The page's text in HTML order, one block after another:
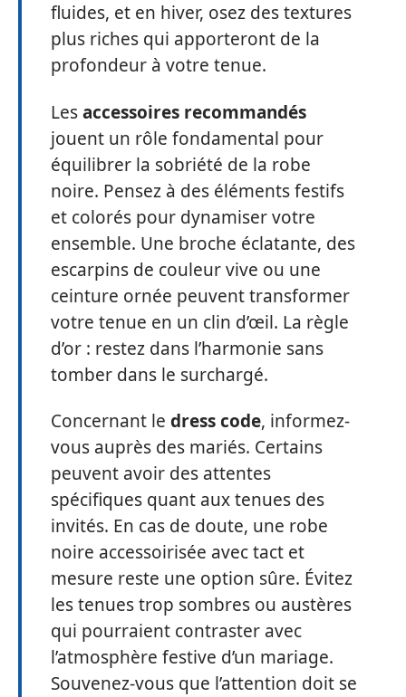
fluides, et en hiver, osez des textures
plus riches qui apporteront de la
profondeur à votre tenue.
Lesaccessoires recommandés
jouent un rôle fondamental pour
équilibrer la sobriété de la robe
noire. Pensez à des éléments festifs
et colorés pour dynamiser votre
ensemble. Une broche éclatante, des
escarpins de couleur vive ou une
ceinture ornée peuvent transformer
votre tenue en un clin d’œil. La règle
d’or : restez dans l’harmonie sans
tomber dans le surchargé.
Concernant le dress code, informez-
vous auprès des mariés. Certains
peuvent avoir des attentes
spécifiques quant aux tenues des
invités. En cas de doute, une robe
noire accessoirisée avec tact et
mesure reste une option sûre. Évitez
les tenues trop sombres ou austères
qui pourraient contraster avec
l’atmosphère festive d’un mariage.
Souvenez-vous que l’attention doit se